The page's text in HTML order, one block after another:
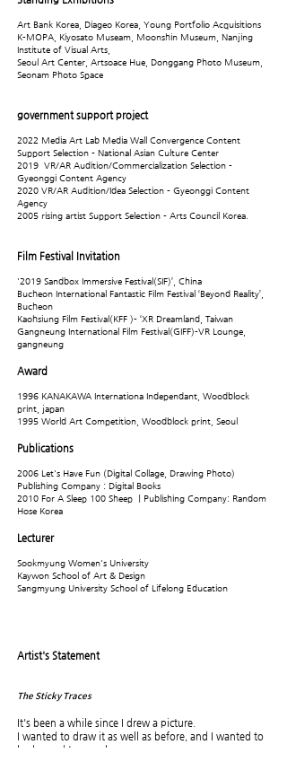
Art Bank Korea, Diageo Korea, Young Portfolio Acquisitions
K-MOPA, Kiyosato Museam, Moonshin Museum, Nanjing
Institute of Visual Arts,
Seoul Art Center, Artsoace Hue, Donggang Photo Museum,
Seonam Photo Space
government support project
2022 Media Art Lab Media Wall Convergence Content
Support Selection - National Asian Culture Center
2019 VR/AR Audition/Commercialization Selection -
Gyeonggi Content Agency
2020 VR/AR Audition/Idea Selection - Gyeonggi Content
Agency
2005 rising artist Support Selection - Arts Council Korea.
Film Festival Invitation
'2019 Sandbox Immersive Festival(SIF)’, China
Bucheon International Fantastic Film Festival ‘Beyond Reality’,
Bucheon
Kaohsiung Film Festival(KFF )- ‘XR Dreamland, Taiwan
Gangneung International Film Festival(GIFF)-VR Lounge,
gangneung
Award
1996 KANAKAWA Internationa Independant, Woodblock
print, japan
1995 World Art Competition, Woodblock print, Seoul
Publications
2006 Let's Have Fun (Digital Collage, Drawing Photo)
Publishing Company : Digital Books
2010 For A Sleep 100 Sheep ㅣPublishing Company: Random
Hose Korea
Lecturer
Sookmyung Women's University
Kaywon School of Art & Design
Sangmyung University School of Lifelong Education
Artist's Statement
The Sticky Traces
It's been a while since I drew a picture.
I wanted to draw it as well as before, and I wanted to
look good to people.